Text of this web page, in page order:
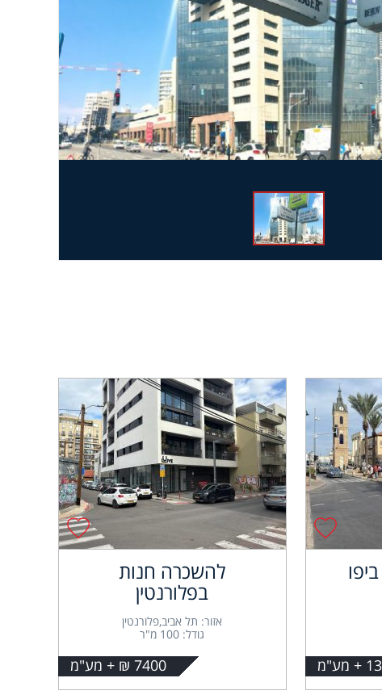
להשכרה חנות
בפלורנטין
אזור: תל אביב,פלורנטין
גודל: 100 מ"ר
7400 ₪ + מע"מ